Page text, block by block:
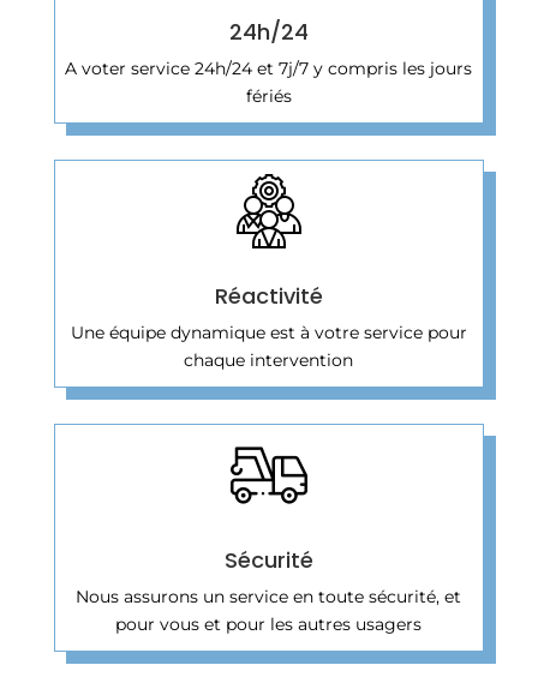
24h/24
A voter service 24h/24 et 7j/7 y compris les jours
fériés
Réactivité
Une équipe dynamique est à votre service pour
chaque intervention
Sécurité
Nous assurons un service en toute sécurité, et
pour vous et pour les autres usagers